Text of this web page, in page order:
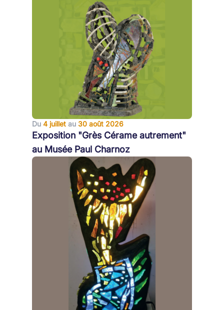
Du 4 juillet au 30 août 2026
Exposition "Grès Cérame autrement"
au Musée Paul Charnoz